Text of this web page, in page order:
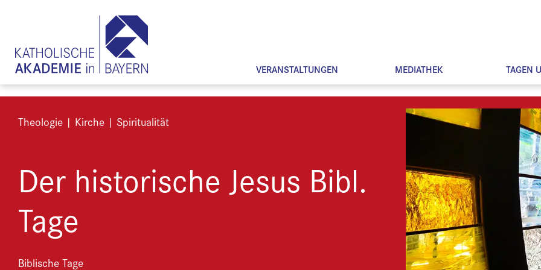
VERANSTALTUNGEN MEDIATHEK TAGEN
Theologie | Kirche | Spiritualität
Der historische Jesus Bibl.
Tage
Biblische Tage